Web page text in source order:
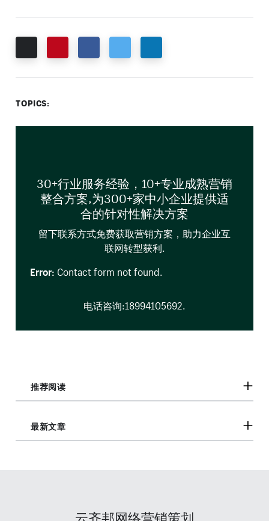
TOPICS:
30+行业服务经验，10+专业成熟营销
整合方案,为300+家中小企业提供适
合的针对性解决方案
留下联系方式免费获取营销方案，助力企业互
联网转型获利.
Error: Contact form not found.
电话咨询:18994105692.
推荐阅读
最新文章
云齐邦网络营销策划